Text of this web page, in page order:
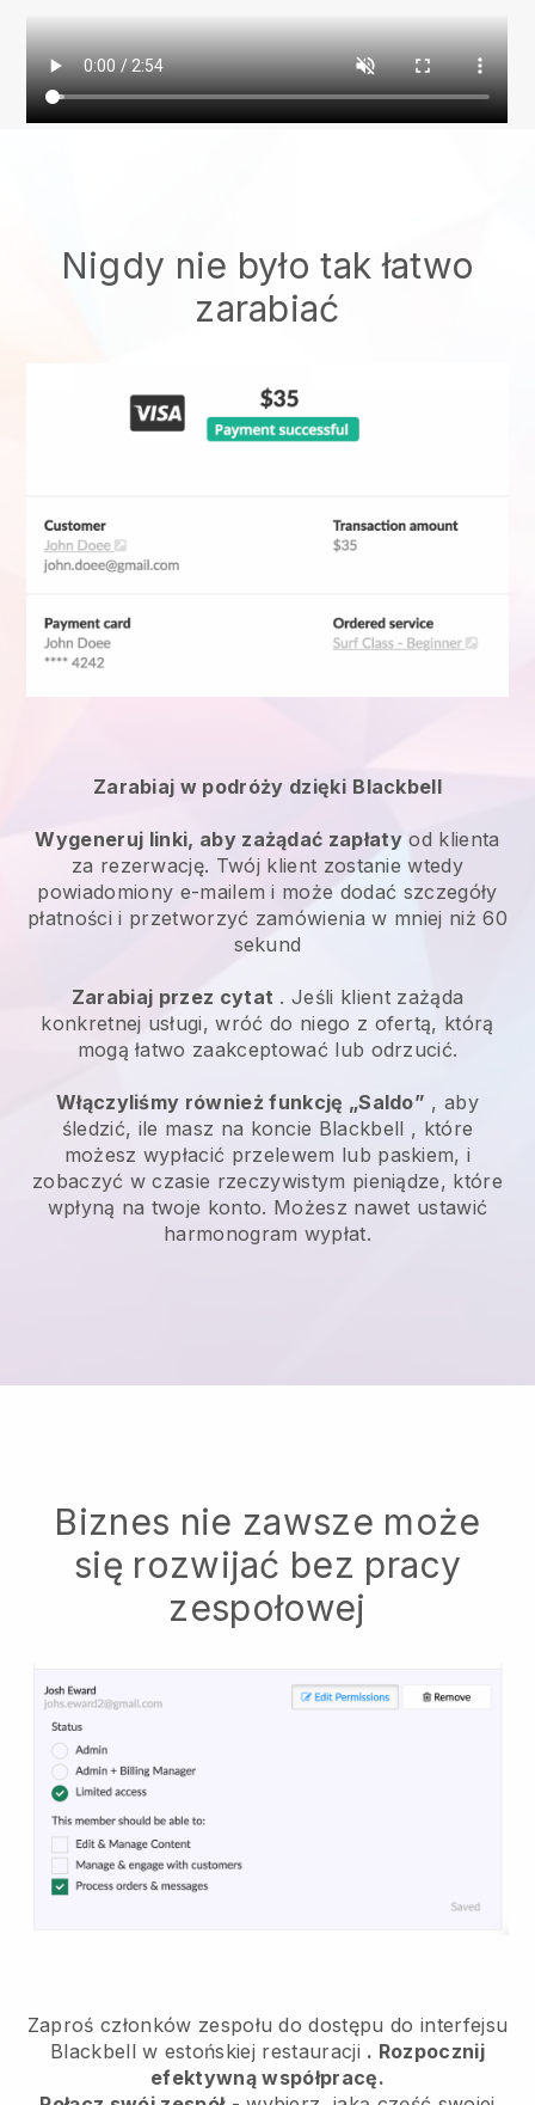
Nigdy nie było tak łatwo
zarabiać
Zarabiaj w podróży dzięki Blackbell
Wygeneruj linki, aby zażądać zapłaty od klienta
za rezerwację. Twój klient zostanie wtedy
powiadomiony e-mailem i może dodać szczegóły
płatności i przetworzyć zamówienia w mniej niż 60
sekund
Zarabiaj przez cytat . Jeśli klient zażąda
konkretnej usługi, wróć do niego z ofertą, którą
mogą łatwo zaakceptować lub odrzucić.
Włączyliśmy również funkcję „Saldo” , aby
śledzić, ile masz na koncie Blackbell , które
możesz wypłacić przelewem lub paskiem, i
zobaczyć w czasie rzeczywistym pieniądze, które
wpłyną na twoje konto. Możesz nawet ustawić
harmonogram wypłat.
Biznes nie zawsze może
się rozwijać bez pracy
zespołowej
Zaproś członków zespołu do dostępu do interfejsu
Blackbell w estońskiej restauracji . Rozpocznij
efektywną współpracę.